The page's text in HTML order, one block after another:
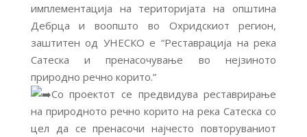
имплементација на територијата на општина
Дебрца и воопшто во Охридскиот регион,
заштитен од УНЕСКО е “Реставрација на река
Сатеска и пренасочување во нејзиното
природно речно корито.”
Со проектот се предвидува реставрирање
на природното речно корито на река Сатеска со
цел да се пренасочи најчесто повторуваниот